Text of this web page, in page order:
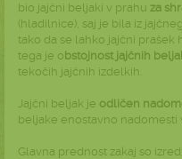
bio jajčni beljaki v prahu za
(hladilnice), saj je bila iz
tako da se lahko jajčni prašek
tega je o bstojnost jajčnih
tekočih jajčnih izdelkih.
Jajčni beljak je odličen
beljake enostavno nadomesti
Glavna prednost zakaj so